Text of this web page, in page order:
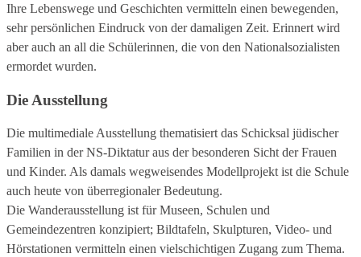
Ihre Lebenswege und Geschichten vermitteln einen bewegenden,
sehr persönlichen Eindruck von der damaligen Zeit. Erinnert wird
aber auch an all die Schülerinnen, die von den Nationalsozialisten
ermordet wurden.
Die Ausstellung
Die multimediale Ausstellung thematisiert das Schicksal jüdischer
Familien in der NS-Diktatur aus der besonderen Sicht der Frauen
und Kinder. Als damals wegweisendes Modellprojekt ist die Schule
auch heute von überregionaler Bedeutung.
Die Wanderausstellung ist für Museen, Schulen und
Gemeindezentren konzipiert; Bildtafeln, Skulpturen, Video- und
Hörstationen vermitteln einen vielschichtigen Zugang zum Thema.